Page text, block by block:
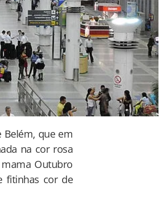
que em
na cor rosa
Outubro
fitinhas cor de